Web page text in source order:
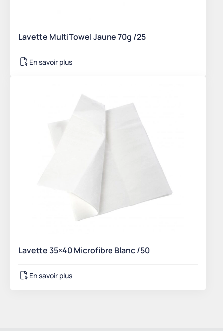
Lavette MultiTowel Jaune 70g /25
En savoir plus
Lavette 35×40 Microfibre Blanc /50
En savoir plus